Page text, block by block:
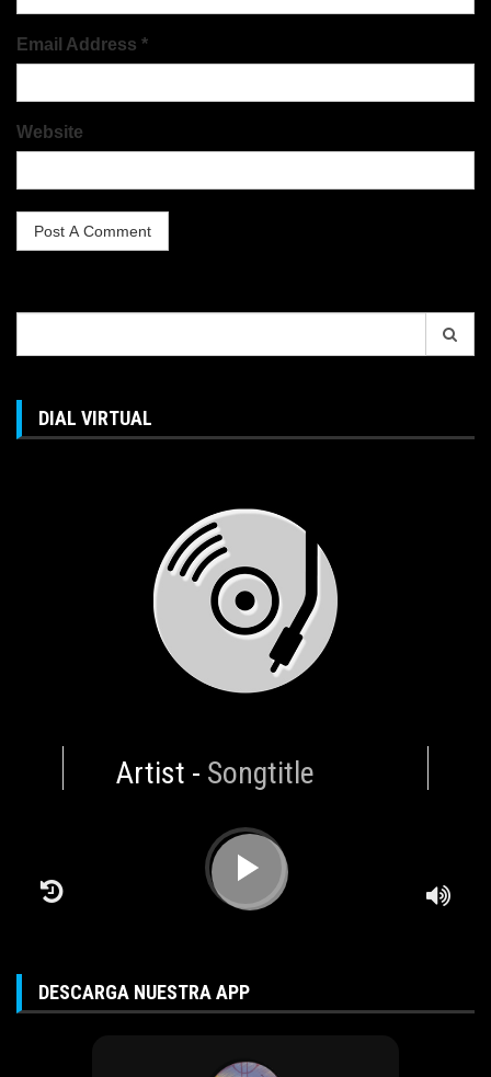
Email Address *
Website
for:
DIAL VIRTUAL
Artist-Songtitle
DESCARGA NUESTRA APP